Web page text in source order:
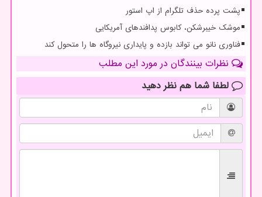
پشت پرده حذف تلگرام از اپ استور
موشک خیبرشکن، کابوس پدافندهای آمریکایی
فناوری نانو می تواند بازده و پایداری نیروگاه ها را متحول کند
نظرات بینندگان در مورد این مطلب
لطفا شما هم نظر دهید